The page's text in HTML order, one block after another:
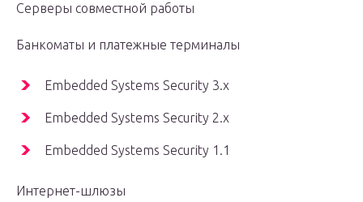
Серверы совместной работы
Банкоматы и платежные терминалы
Embedded Systems Security 3.x
Embedded Systems Security 2.x
Embedded Systems Security 1.1
Интернет-шлюзы